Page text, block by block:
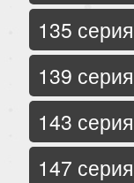
135 серия
139 серия
143 серия
147 серия